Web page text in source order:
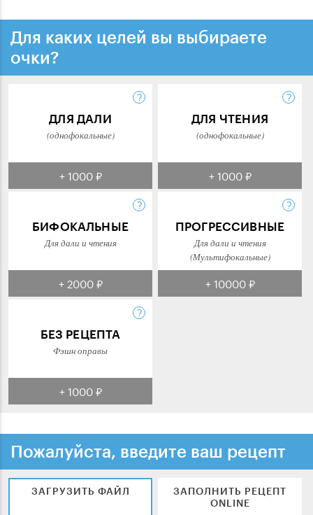
Для каких целей вы выбираете
очки?
ДЛЯ ДАЛИ
(однофокальные)
+ 1000 ₽
ДЛЯ ЧТЕНИЯ
(однофокальные)
+ 1000 ₽
БИФОКАЛЬНЫЕ
Для дали и чтения
+ 2000 ₽
ПРОГРЕССИВНЫЕ
Для дали и чтения
(Мультифокальные)
+ 10000 ₽
БЕЗ РЕЦЕПТА
Фэшн оправы
+ 1000 ₽
Пожалуйста, введите ваш рецепт
ЗАГРУЗИТЬ ФАЙЛ
ЗАПОЛНИТЬ РЕЦЕПТ
ONLINE